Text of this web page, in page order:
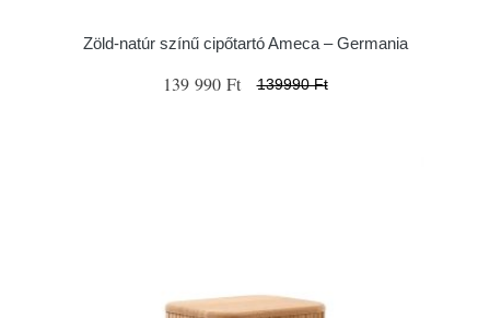
Zöld-natúr színű cipőtartó Ameca – Germania
139 990 Ft 139990 Ft